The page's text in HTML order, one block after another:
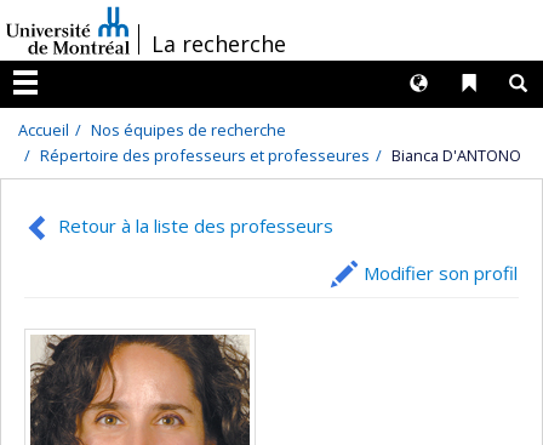
au
contenu
/La recherche
Menu
Liens
Langues
Accueil
Nos équipes de recherche
Répertoire des professeurs et professeures
Bianca D'ANTONO
Retour à la liste des professeurs
Modifier son profil